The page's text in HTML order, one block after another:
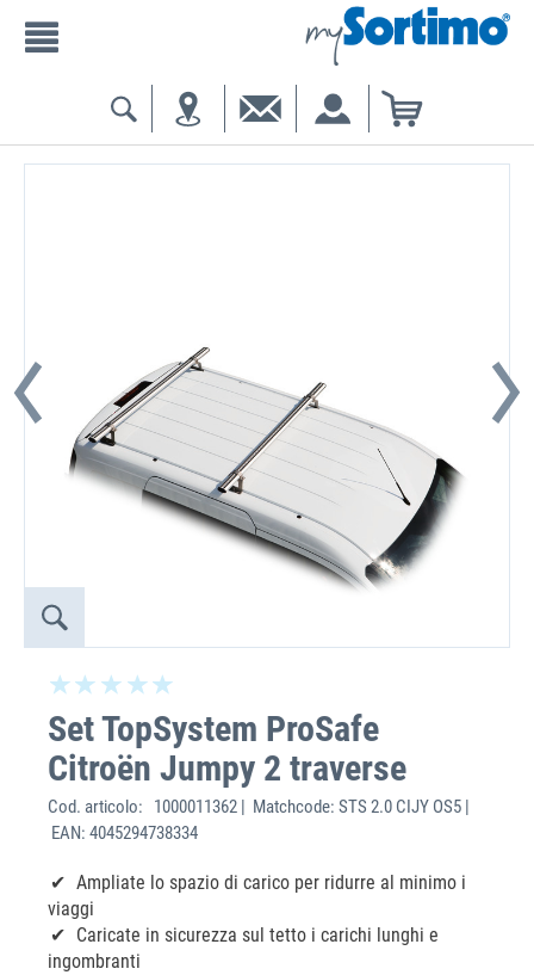
Set TopSystem ProSafe
Citroën Jumpy 2 traverse
Cod. articolo:
1000011362 | Matchcode: STS 2.0 CIJY OS5 |
EAN: 4045294738334
Ampliate lo spazio di carico per ridurre al minimo i
viaggi
Caricate in sicurezza sul tetto i carichi lunghi e
ingombranti